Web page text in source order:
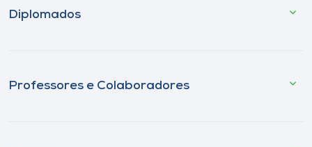
Diplomados
Professores e Colaboradores